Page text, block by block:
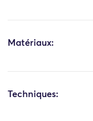
Matériaux:
Techniques: